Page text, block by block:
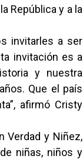
República y a la
invitarles a ser
invitación es a
y nuestra
Que el país
afirmó Cristy
Verdad y Niñez,
niñas, niños y